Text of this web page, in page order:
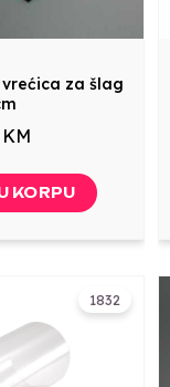
za šlag
KORPU
1832